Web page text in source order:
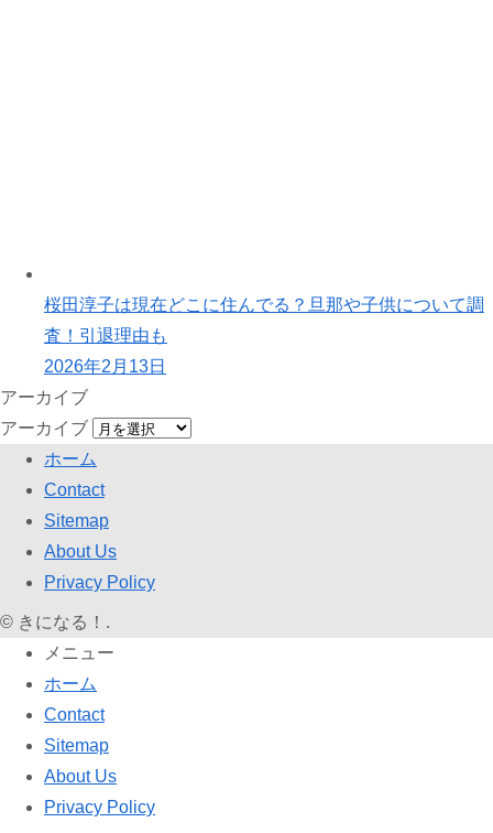
桜田淳子は現在どこに住んでる？旦那や子供について調
査！引退理由も
2026年2月13日
アーカイブ
アーカイブ
ホーム
Contact
Sitemap
About Us
Privacy Policy
© きになる！.
メニュー
ホーム
Contact
Sitemap
About Us
Privacy Policy